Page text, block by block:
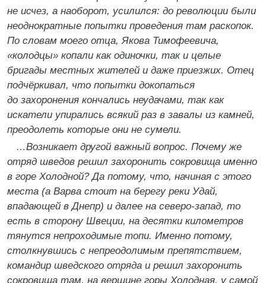
не исчез, а наоборот, усилился: до революции были
неоднократные попытки проведения там раскопок.
По словам моего отца, Якова Тимофеевича,
«колодцы» копали как одиночки, так и целые
бригады местных жителей и даже приезжих. Отец
подчёркивал, что попытки докопаться
до захоронения кончались неудачами, так как
искатели упирались всякий раз в завалы из камней,
преодолеть которые они не сумели.
…Возникает другой важный вопрос. Почему же
отряд шведов решил захоронить сокровища именно
в горе Холодной? Да потому, что, начиная с этого
места (а Варва стоит на берегу реки Удай,
впадающей в Днепр) и далее на северо-запад, то
есть в сторону Швеции, на десятки километров
тянутся непроходимые топи. Именно потому,
столкнувшись с непреодолимым препятствием,
командир шведского отряда и решил захоронить
сокровища там, на вершине горы Холодная, у самой